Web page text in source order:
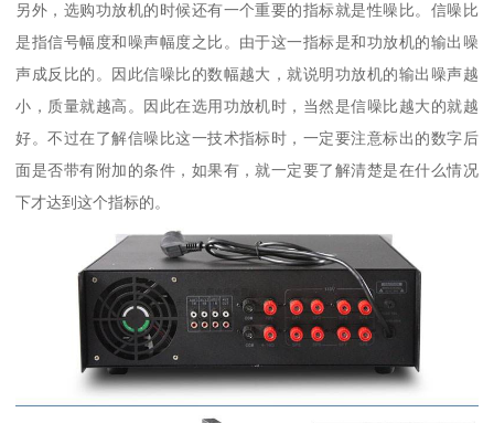
另外，选购功放机的时候还有一个重要的指标就是性噪比。信噪比
是指信号幅度和噪声幅度之比。由于这一指标是和功放机的输出噪
声成反比的。因此信噪比的数幅越大，就说明功放机的输出噪声越
小，质量就越高。因此在选用功放机时，当然是信噪比越大的就越
好。不过在了解信噪比这一技术指标时，一定要注意标出的数字后
面是否带有附加的条件，如果有，就一定要了解清楚是在什么情况
下才达到这个指标的。